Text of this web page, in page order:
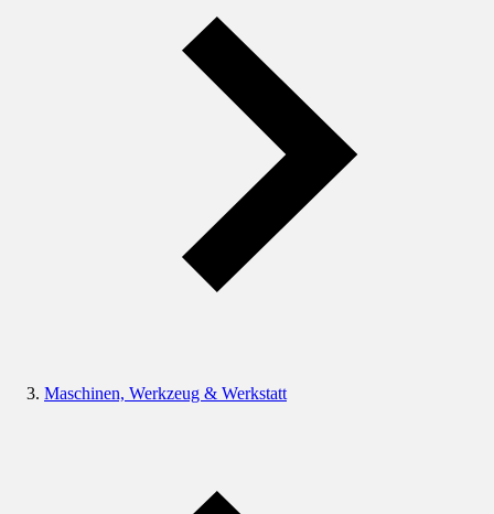
Maschinen, Werkzeug & Werkstatt